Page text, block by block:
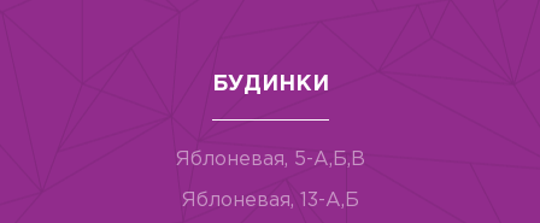
БУДИНКИ
Яблоневая, 5-А,Б,В
Яблоневая, 13-А,Б